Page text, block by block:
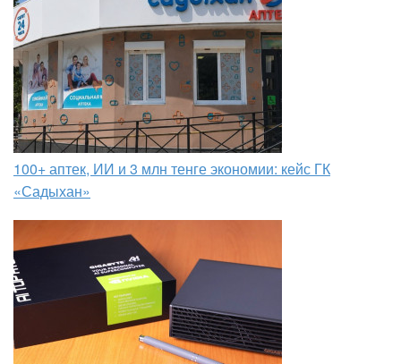
100+ аптек, ИИ и 3 млн тенге экономии: кейс ГК
«Садыхан»